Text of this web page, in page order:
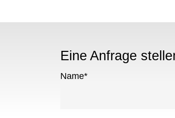
Eine Anfrage
Name*